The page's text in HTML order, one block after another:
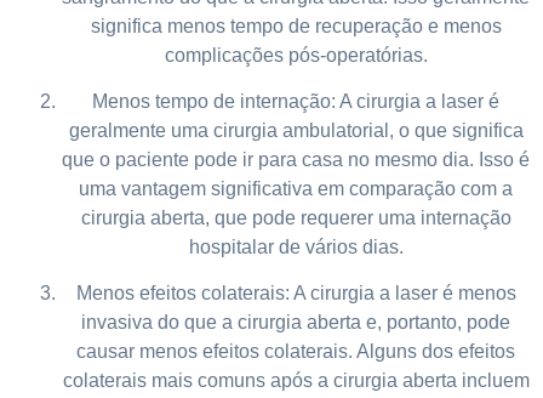
significa menos tempo de recuperação e menos
complicações pós-operatórias.
Menos tempo de internação: A cirurgia a laser é
geralmente uma cirurgia ambulatorial, o que significa
que o paciente pode ir para casa no mesmo dia. Isso é
uma vantagem significativa em comparação com a
cirurgia aberta, que pode requerer uma internação
hospitalar de vários dias.
Menos efeitos colaterais: A cirurgia a laser é menos
invasiva do que a cirurgia aberta e, portanto, pode
causar menos efeitos colaterais. Alguns dos efeitos
colaterais mais comuns após a cirurgia aberta incluem